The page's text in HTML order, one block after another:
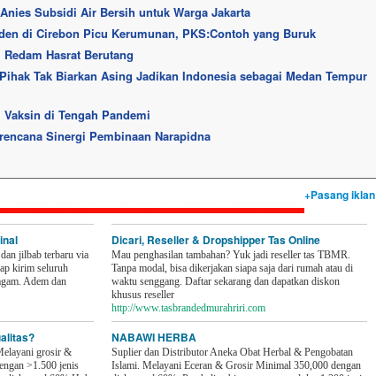
Subsidi Air Bersih untuk Warga Jakarta
di Cirebon Picu Kerumunan, PKS:Contoh yang Buruk
Hasrat Berutang
Tak Biarkan Asing Jadikan Indonesia sebagai Medan Tempur
di Tengah Pandemi
Sinergi Pembinaan Narapidna
+Pasang iklan
jilbab terbaru via
kirim seluruh
Adem dan
grosir &
>1.500 jenis
Dicari, Reseller & Dropshipper Tas Online
Mau penghasilan tambahan? Yuk jadi reseller tas TBMR.
Tanpa modal, bisa dikerjakan siapa saja dari rumah atau di
waktu senggang. Daftar sekarang dan dapatkan diskon
khusus reseller
http://www.tasbrandedmurahriri.com
NABAWI HERBA
Suplier dan Distributor Aneka Obat Herbal & Pengobatan
Islami. Melayani Eceran & Grosir Minimal 350,000 dengan